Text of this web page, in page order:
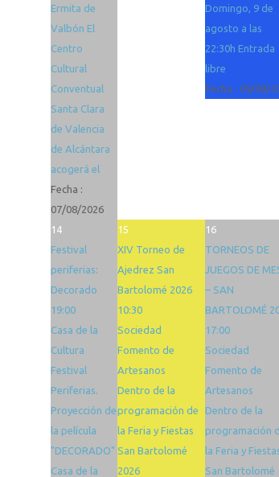
Ermita de
Valbón El
Centro
Cultural
Conventual
Santa Clara
de Valencia
de Alcántara
acogerá el
Fecha :
07/08/2026
Domingo, 9 de
agosto a las
22:30h Entrada
libre
Fecha : 09/08/
14
Festival
periferias:
Decorado
19:00
Casa de la
Cultura
Festival
Periferias.
Proyección de
la película
"DECORADO"
Casa de la
15
XIV Torneo de
Ajedrez San
Bartolomé 2026
10:30
Sociedad
Fomento de
Artesanos
Dentro de la
programación de
la Feria y Fiestas
San Bartolomé
2026
16
TORNEOS DE
JUEGOS DE
– SAN
BARTOLOMÉ
17:00
Sociedad
Fomento de
Artesanos
Dentro de la
programación
la Feria y
San Bartolomé